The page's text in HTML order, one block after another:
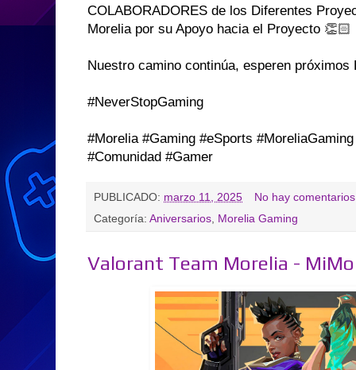
COLABORADORES de los Diferentes
Morelia por su Apoyo hacia el Proyecto 👏🏻
Nuestro camino continúa, esperen
#NeverStopGaming
#Morelia #Gaming #eSports
#Comunidad #Gamer
PUBLICADO: marzo 11, 2025
No hay
Categoría: Aniversarios Morelia Gaming
Valorant Team Morelia -